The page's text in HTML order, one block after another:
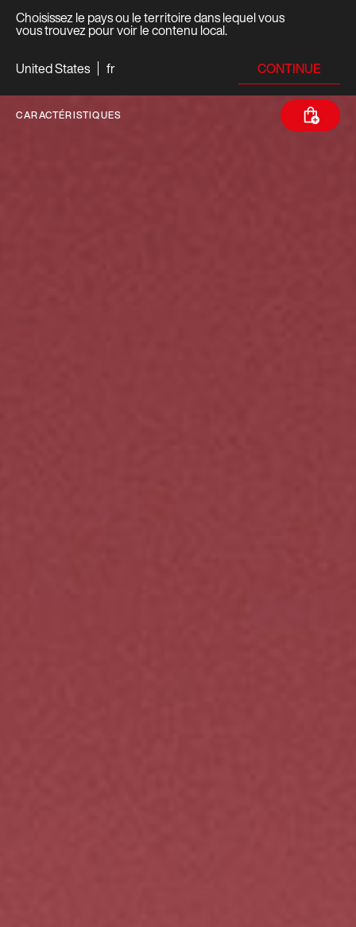
Choisissez le pays ou le territoire dans lequel vous
vous trouvez pour voir le contenu local.
United States
fr CONTINUE
CARACTÉRISTIQUES